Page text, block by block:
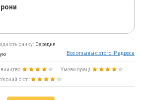
ринку: Середня
Все отзывы с этого IP адреса
Умови праці:
ріст :